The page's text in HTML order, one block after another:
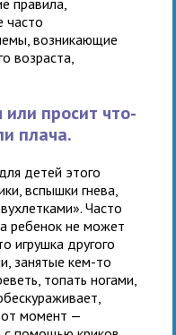
часто
возникающие
возраста,
просит что-
плача.
детей этого
вспышки гнева,
Часто
ребенок не может
игрушка другого
занятые кем-то
топать ногами,
момент —